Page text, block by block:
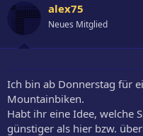
s
t
e
r
alex75
Neues Mitglied
Ich bin ab Donnerstag für
Mountainbiken.
Habt ihr eine Idee, welche
günstiger als hier bzw.